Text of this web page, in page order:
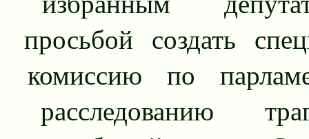
просьбой создать
комиссию по
расследованию